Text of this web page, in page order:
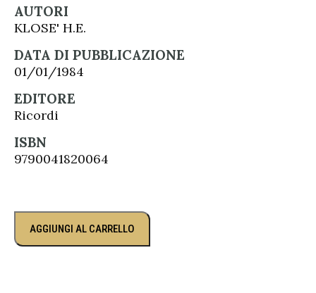
AUTORI
KLOSE' H.E.
DATA DI PUBBLICAZIONE
01/01/1984
EDITORE
Ricordi
ISBN
9790041820064
AGGIUNGI AL CARRELLO